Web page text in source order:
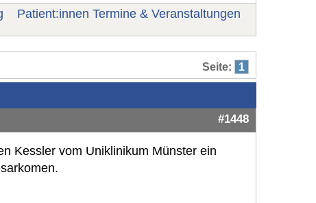
Patient:innen Termine & Veranstaltungen
Seite: 1
#1448
Kessler vom Uniklinikum Münster ein